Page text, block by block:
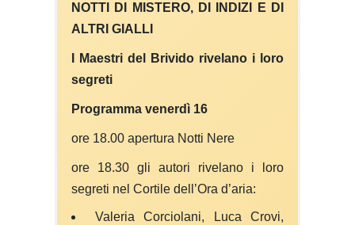
NOTTI DI MISTERO, DI INDIZI E DI
ALTRI GIALLI
I Maestri del Brivido rivelano i loro
segreti
Programma venerdì 16
ore 18.00 apertura Notti Nere
ore 18.30 gli autori rivelano i loro
segreti nel Cortile dell’Ora d’aria:
Valeria Corciolani, Luca Crovi,